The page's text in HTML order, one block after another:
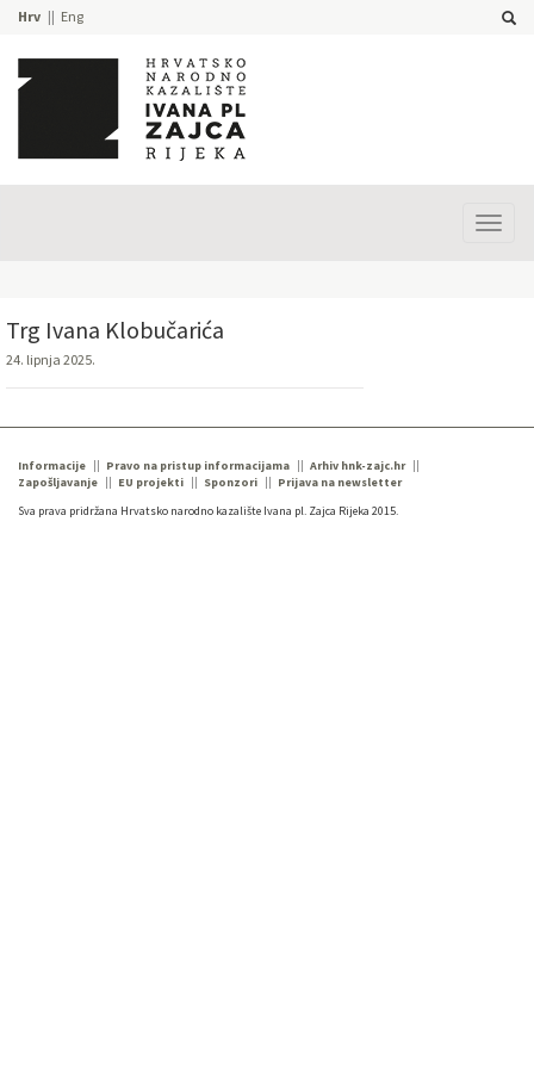
Hrv Eng
Trg Ivana Klobučarića
24. lipnja 2025.
Informacije Pravo na pristup informacijama
Arhiv hnk-zajc.hr
Zapošljavanje
EU projekti Sponzori
Prijava na newsletter
Sva prava pridržana Hrvatsko narodno kazalište Ivana pl. Zajca Rijeka 2015.